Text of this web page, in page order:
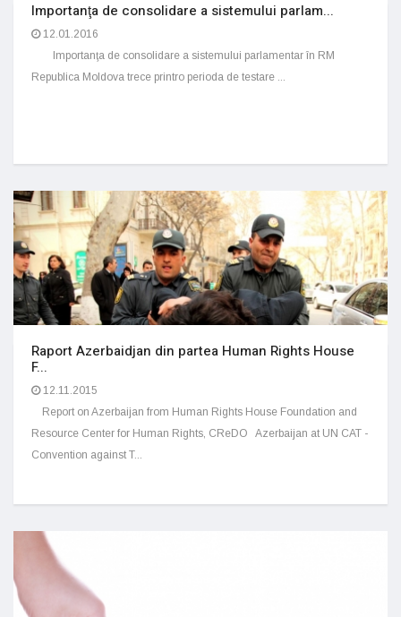
Importanţa de consolidare a sistemului parlam...
12.01.2016
Importanţa de consolidare a sistemului parlamentar în RM
Republica Moldova trece printro perioda de testare ...
Raport Azerbaidjan din partea Human Rights House
F...
12.11.2015
Report on Azerbaijan from Human Rights House Foundation and
Resource Center for Human Rights, CReDO Azerbaijan at UN CAT -
Convention against T...